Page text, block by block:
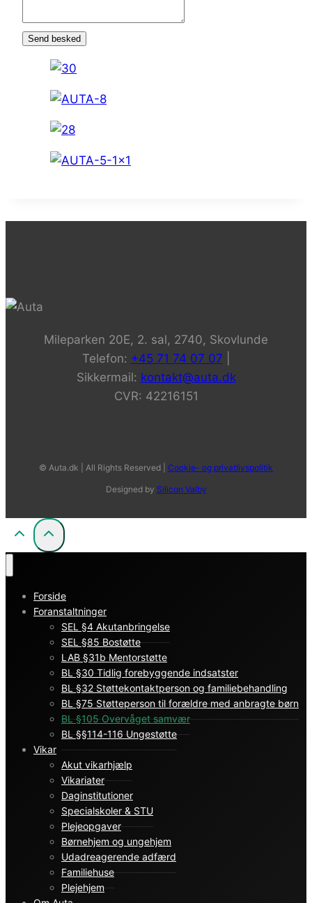
Send besked
Mileparken 20E, 2. sal, 2740, Skovlunde
Telefon: +45 71 74 07 07
Sikkermail: kontakt@auta.dk
CVR: 42216151
© Auta.dk | All Rights Reserved | Cookie- og privatlivspolitik
Designed by Silicon Valby
Forside
Foranstaltninger
SEL §4 Akutanbringelse
SEL §85 Bostøtte
LAB §31b Mentorstøtte
BL §30 Tidlig forebyggende indsatster
BL §32 Støttekontaktperson og familiebehandling
BL §75 Støtteperson til forældre med anbragte børn
BL §105 Overvåget samvær
BL §§114-116 Ungestøtte
Vikar
Akut vikarhjælp
Vikariater
Daginstitutioner
Specialskoler & STU
Plejeopgaver
Børnehjem og ungehjem
Udadreagerende adfærd
Familiehuse
Plejehjem